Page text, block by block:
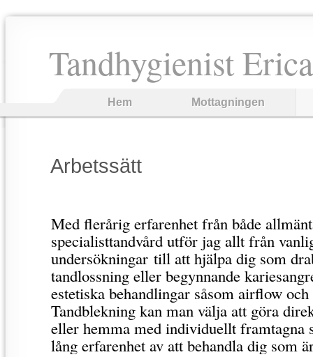
Tandhygienist
Hem Mottagningen
Arbetssätt
Med flerårig erfarenhet från både
specialisttandvård utför jag allt från
undersökningar till att hjälpa dig som
tandlossning eller begynnande
estetiska behandlingar såsom airflow
Tandblekning kan man välja att göra
eller hemma med individuellt framtagna
lång erfarenhet av att behandla dig som